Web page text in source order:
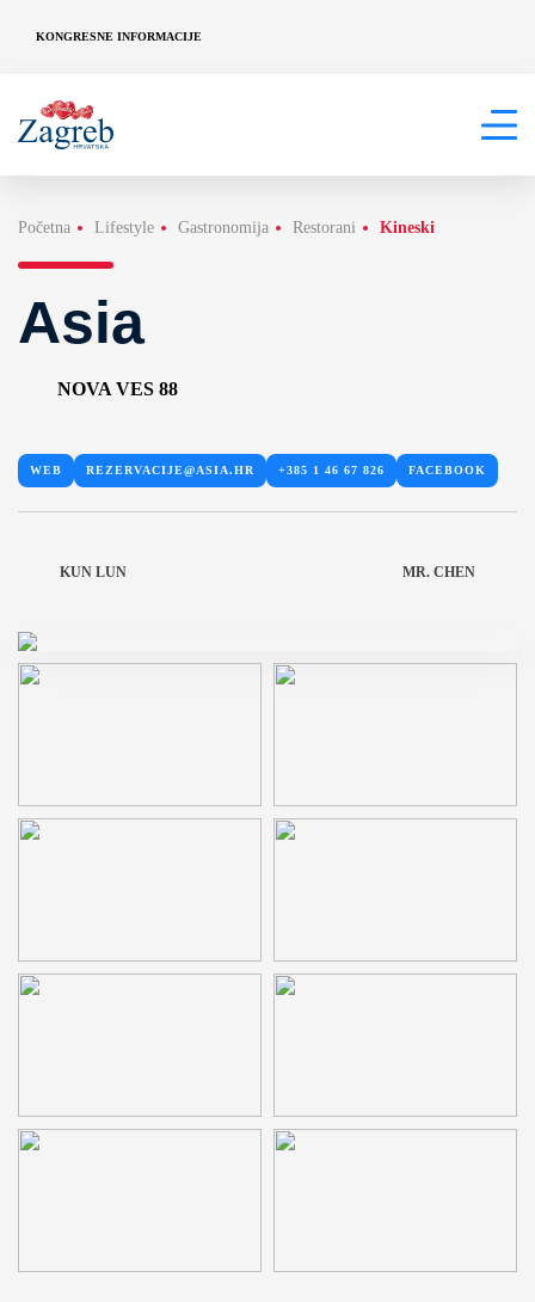
KONGRESNE INFORMACIJE
Početna Lifestyle Gastronomija Restorani Kineski
Asia
NOVA VES 88
WEB REZERVACIJE@ASIA.HR +385 1 46 67 826 FACEBOOK
KUN LUN MR. CHEN